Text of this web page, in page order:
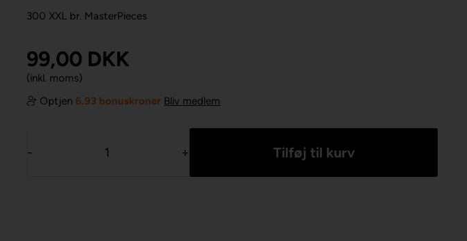
300 XXL br. MasterPieces
99,00 DKK
(inkl. moms)
Optjen 6.93 bonuskroner Bliv medlem
- +